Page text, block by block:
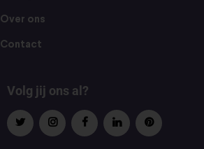
Over ons
Contact
Volg jij ons al?